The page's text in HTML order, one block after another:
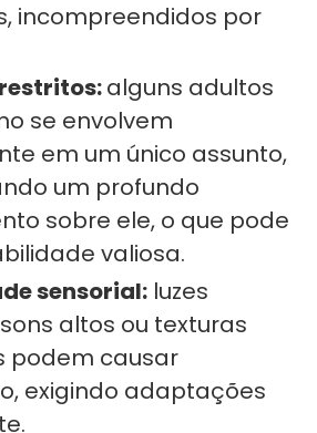
incompreendidos por
alguns adultos
se envolvem
em um único assunto,
um profundo
sobre ele, o que pode
valiosa.
sensorial: luzes
altos ou texturas
podem causar
exigindo adaptações